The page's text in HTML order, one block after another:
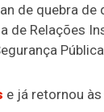
de quebra
de Relações
e já retornou